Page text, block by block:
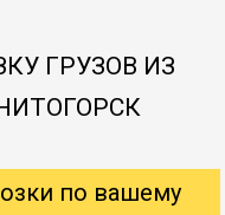
ГРУЗОВ ИЗ
по вашему